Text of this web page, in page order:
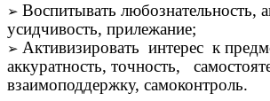
Воспитывать любознательность,
усидчивость, прилежание;
Активизировать интерес к
аккуратность, точность,
взаимоподдержку, самоконтроль.